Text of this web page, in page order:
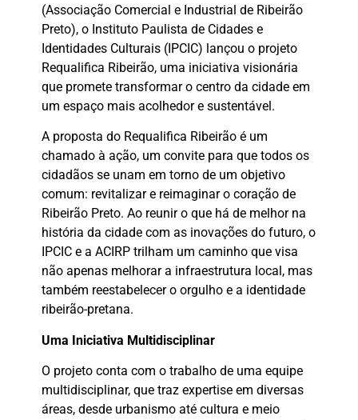
(Associação Comercial e Industrial de Ribeirão
Preto), o Instituto Paulista de Cidades e
Identidades Culturais (IPCIC) lançou o projeto
Requalifica Ribeirão, uma iniciativa visionária
que promete transformar o centro da cidade em
um espaço mais acolhedor e sustentável.
A proposta do Requalifica Ribeirão é um
chamado à ação, um convite para que todos os
cidadãos se unam em torno de um objetivo
comum: revitalizar e reimaginar o coração de
Ribeirão Preto. Ao reunir o que há de melhor na
história da cidade com as inovações do futuro, o
IPCIC e a ACIRP trilham um caminho que visa
não apenas melhorar a infraestrutura local, mas
também reestabelecer o orgulho e a identidade
ribeirão-pretana.
Uma Iniciativa Multidisciplinar
O projeto conta com o trabalho de uma equipe
multidisciplinar, que traz expertise em diversas
áreas, desde urbanismo até cultura e meio